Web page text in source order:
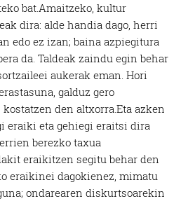
bat.Amaitzeko, kultur
dira: alde handia dago, herri
edo ez izan; baina azpiegitura
da. Taldeak zaindu egin behar
aukerak eman. Hori
galduz gero
den altxorra.Eta azken
eraiki eta gehiegi eraitsi dira
berezko taxua
eraikitzen segitu behar den
eraikinei dagokienez, mimatu
ondarearen diskurtsoarekin